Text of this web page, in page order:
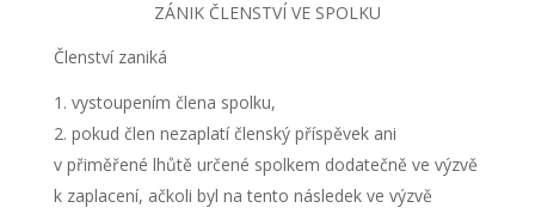
ZÁNIK ČLENSTVÍ VE SPOLKU
Členství zaniká
vystoupením člena spolku,
pokud člen nezaplatí členský příspěvek ani
v přiměřené lhůtě určené spolkem dodatečně ve výzvě
k zaplacení, ačkoli byl na tento následek ve výzvě